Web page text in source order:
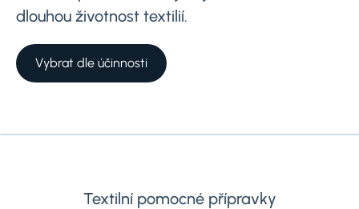
dlouhou životnost textilií.
Vybrat dle účinnosti
Textilní pomocné přípravky